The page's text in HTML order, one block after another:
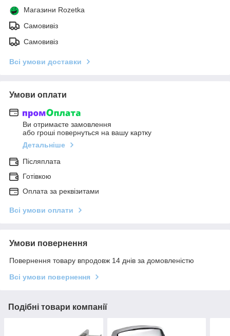
Магазини Rozetka
Самовивіз
Самовивіз
Всі умови доставки
Умови оплати
Ви отримаєте замовлення
або гроші повернуться на вашу картку
Детальніше
Післяплата
Готівкою
Оплата за реквізитами
Всі умови оплати
Умови повернення
Повернення товару впродовж 14 днів за домовленістю
Всі умови повернення
Подібні товари компанії